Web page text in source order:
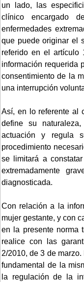
un lado, las
clínico encargado
enfermedades
que puede originar el
referido en el artículo
información requerida
consentimiento de la
una interrupción
Así, en lo referente al
define su
actuación y regula
procedimiento
se limitará a
extremadamente
diagnosticada.
Con relación a la
mujer gestante, y con
en la presente norma
realice con las
2/2010, de 3 de
fundamental de la
la regulación de la